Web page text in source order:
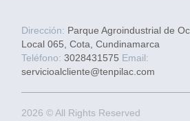
Dirección: Parque Agroindustrial de
Local 065, Cota, Cundinamarca
Teléfono: 3028431575 Email:
servicioalcliente@tenpilac.com
2026 © All Rights Reserved